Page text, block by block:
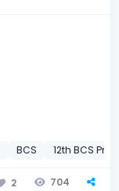
BCS 12th BCS
2 704